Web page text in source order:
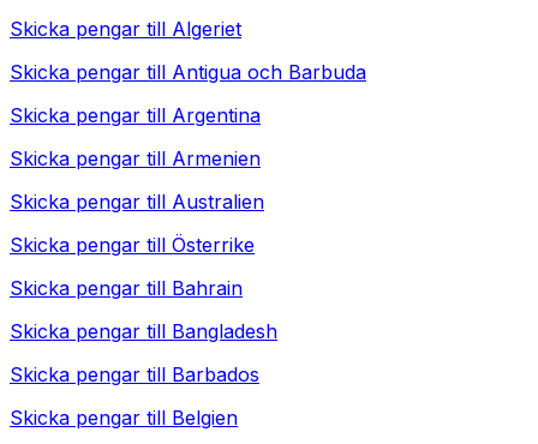
Skicka pengar till Algeriet
Skicka pengar till Antigua och Barbuda
Skicka pengar till Argentina
Skicka pengar till Armenien
Skicka pengar till Australien
Skicka pengar till Österrike
Skicka pengar till Bahrain
Skicka pengar till Bangladesh
Skicka pengar till Barbados
Skicka pengar till Belgien